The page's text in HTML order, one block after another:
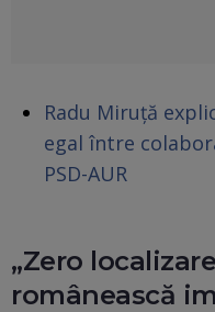
Radu Miruță
egal între
PSD-AUR
„Zero
românească